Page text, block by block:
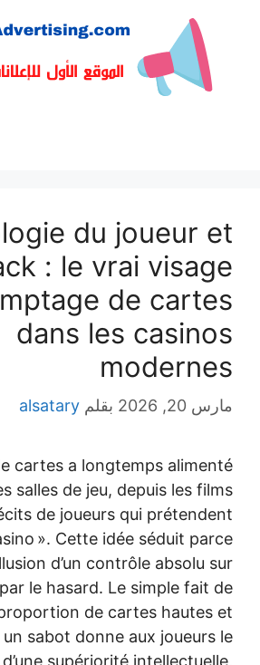
Psychologie du
cashback : le
du comptage
dans les
بقلم alsatary
Le comptage de cartes a
les légendes des salles de jeu,
noir jusqu’aux récits de joueurs
« battre le casino ». Cette
qu’elle offre l’illusion d’un
un univers régi par le hasard. Le
suivre la proportion de
basses dans un sabot donne
sentiment d’une supériorité